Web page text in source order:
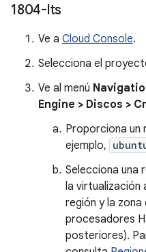
1804-lts
Ve a Cloud Console.
Selecciona el
Ve al menú
Engine > Discos >
Proporciona un
ejemplo,
Selecciona una
la virtualización
región y la
procesadores
posteriores).